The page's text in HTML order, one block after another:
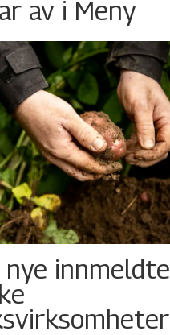
av i Meny
nye innmeldte